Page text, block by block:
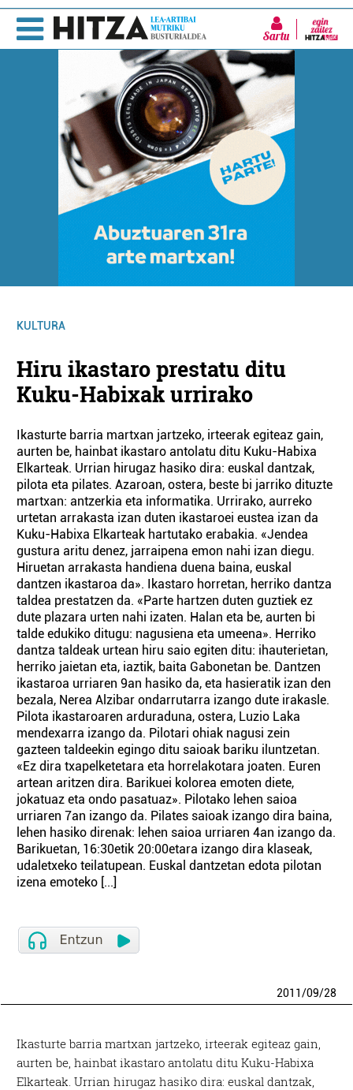
Sartu
KULTURA
Hiru ikastaro prestatu ditu
Kuku-Habixak urrirako
Ikasturte barria martxan jartzeko, irteerak egiteaz gain,
aurten be, hainbat ikastaro antolatu ditu Kuku-Habixa
Elkarteak. Urrian hirugaz hasiko dira: euskal dantzak,
pilota eta pilates. Azaroan, ostera, beste bi jarriko dituzte
martxan: antzerkia eta informatika. Urrirako, aurreko
urtetan arrakasta izan duten ikastaroei eustea izan da
Kuku-Habixa Elkarteak hartutako erabakia. «Jendea
gustura aritu denez, jarraipena emon nahi izan diegu.
Hiruetan arrakasta handiena duena baina, euskal
dantzen ikastaroa da». Ikastaro horretan, herriko dantza
taldea prestatzen da. «Parte hartzen duten guztiek ez
dute plazara urten nahi izaten. Halan eta be, aurten bi
talde edukiko ditugu: nagusiena eta umeena». Herriko
dantza taldeak urtean hiru saio egiten ditu: ihauterietan,
herriko jaietan eta, iaztik, baita Gabonetan be. Dantzen
ikastaroa urriaren 9an hasiko da, eta hasieratik izan den
bezala, Nerea Alzibar ondarrutarra izango dute irakasle.
Pilota ikastaroaren arduraduna, ostera, Luzio Laka
mendexarra izango da. Pilotari ohiak nagusi zein
gazteen taldeekin egingo ditu saioak bariku iluntzetan.
«Ez dira txapelketetara eta horrelakotara joaten. Euren
artean aritzen dira. Barikuei kolorea emoten diete,
jokatuaz eta ondo pasatuaz». Pilotako lehen saioa
urriaren 7an izango da. Pilates saioak izango dira baina,
lehen hasiko direnak: lehen saioa urriaren 4an izango da.
Barikuetan, 16:30etik 20:00etara izango dira klaseak,
udaletxeko teilatupean. Euskal dantzetan edota pilotan
izena emoteko [...]
2011/09/28
Ikasturte barria martxan jartzeko, irteerak egiteaz gain,
aurten be, hainbat ikastaro antolatu ditu Kuku-Habixa
Elkarteak. Urrian hirugaz hasiko dira: euskal dantzak,